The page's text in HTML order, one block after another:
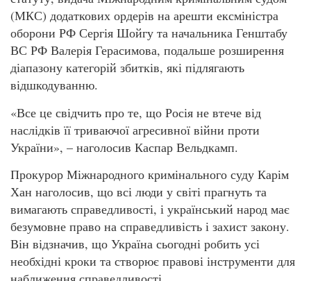
(МКС) додаткових ордерів на арешти ексміністра
оборони РФ Сергія Шойгу та начальника Генштабу
ВС РФ Валерія Герасимова, подальше розширення
діапазону категорій збитків, які підлягають
відшкодуванню.
«Все це свідчить про те, що Росія не втече від
наслідків її триваючої агресивної війни проти
України», – наголосив Каспар Вельдкамп.
Прокурор Міжнародного кримінального суду Карім
Хан наголосив, що всі люди у світі прагнуть та
вимагають справедливості, і український народ має
безумовне право на справедливість і захист закону.
Він відзначив, що Україна сьогодні робить усі
необхідні кроки та створює правові інструменти для